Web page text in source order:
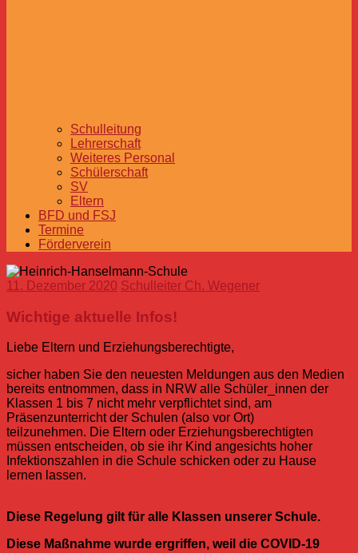
Schulleitung
Lehrerschaft
Weiteres Personal
Schülerschaft
SV
Eltern
BFD und FSJ
Termine
Förderverein
11. Dezember 2020 Schulleiter Ch. Wegener
Wichtige aktuelle Infos!
Liebe Eltern und Erziehungsberechtigte,
sicher haben Sie den neuesten Meldungen aus den Medien
bereits entnommen, dass in NRW alle Schüler_innen der
Klassen 1 bis 7 nicht mehr verpflichtet sind, am
Präsenzunterricht der Schulen (also vor Ort)
teilzunehmen. Die Eltern oder Erziehungsberechtigten
müssen entscheiden, ob sie ihr Kind angesichts hoher
Infektionszahlen in die Schule schicken oder zu Hause
lernen lassen.
Diese Regelung gilt für alle Klassen unserer Schule.
Diese Maßnahme wurde ergriffen, weil die COVID-19